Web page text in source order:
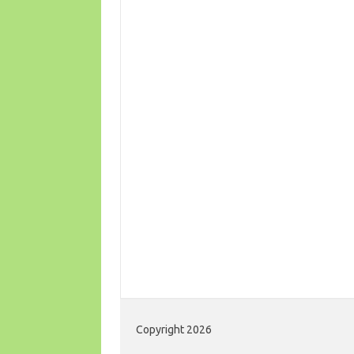
Copyright 2026